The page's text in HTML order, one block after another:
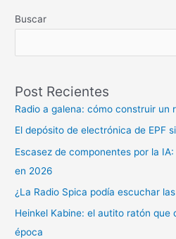
Buscar
Post Recientes
Radio a galena: cómo construir un
El depósito de electrónica de EPF
Escasez de componentes por la
en 2026
¿La Radio Spica podía escuchar
Heinkel Kabine: el autito ratón que
época